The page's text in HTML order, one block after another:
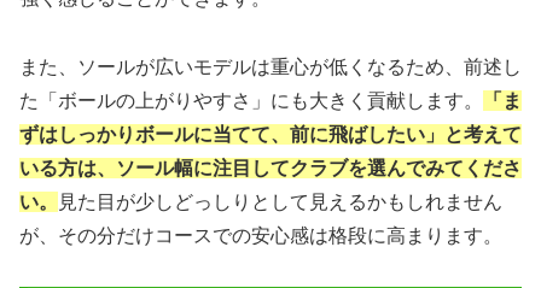
また、ソールが広いモデルは重心が低くなるため、前述し
た「ボールの上がりやすさ」にも大きく貢献します。
「ま
ずはしっかりボールに当てて、前に飛ばしたい」と考えて
いる方は、ソール幅に注目してクラブを選んでみてくださ
い。
見た目が少しどっしりとして見えるかもしれません
が、その分だけコースでの安心感は格段に高まります。